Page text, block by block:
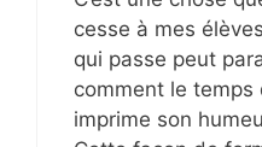
cesse à mes
qui passe peut
comment le temps
imprime son